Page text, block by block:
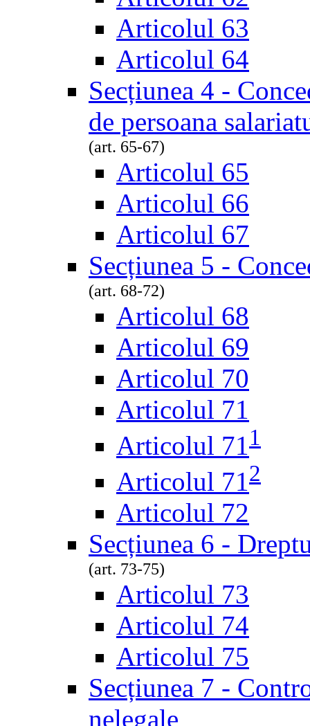
Articolul 63
Articolul 64
Secțiunea 4 -
de persoana
(art. 65-67)
Articolul 65
Articolul 66
Articolul 67
Secțiunea 5 -
(art. 68-72)
Articolul 68
Articolul 69
Articolul 70
Articolul 71
Articolul 711
Articolul 712
Articolul 72
Secțiunea 6 -
(art. 73-75)
Articolul 73
Articolul 74
Articolul 75
Secțiunea 7 -
nelegale